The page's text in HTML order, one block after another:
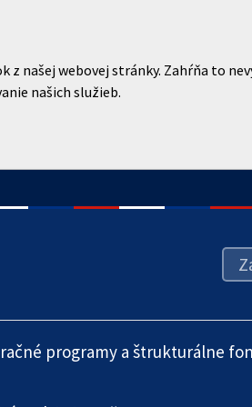
z našej webovej stránky. Zahŕňa to
našich služieb.
programy a štrukturálne